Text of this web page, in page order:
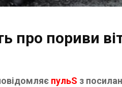
про пориви
пульS з